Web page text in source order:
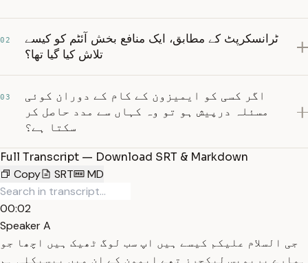
02
ٹرانسکرپٹ کے مطابق، ایک منافع بخش آئٹم کو کیسے
تلاش کیا گیا تھا؟
03
اگر کسی کو ایمیزون کے کام کے دوران کوئی
مسئلہ درپیش ہو تو وہ کہاں سے مدد حاصل کر
سکتا ہے؟
Full Transcript — Download SRT & Markdown
Copy
SRT MD
00:02
Speaker A
جی السلام علیکم کیسے ہیں اپ سب لوگ ٹھیک ہیں اچھا جو
ہمارے پریویس لیکچرز تھے ایمون کے ان میں بیسیکلی ہم